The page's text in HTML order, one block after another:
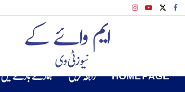
HOME PAGE رابطہ کریں ہمارے بارے میں